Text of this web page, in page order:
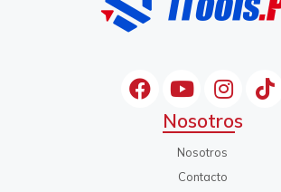
Nosotros
Nosotros
Contacto